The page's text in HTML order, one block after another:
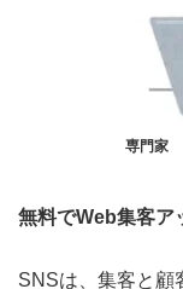
専門家
無料でWeb集客
SNSは、集客と顧